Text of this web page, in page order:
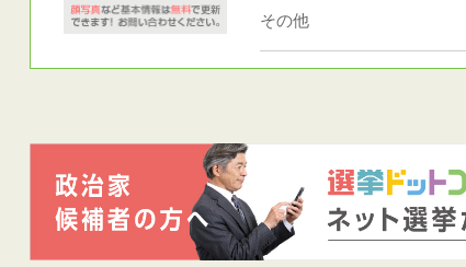
その他